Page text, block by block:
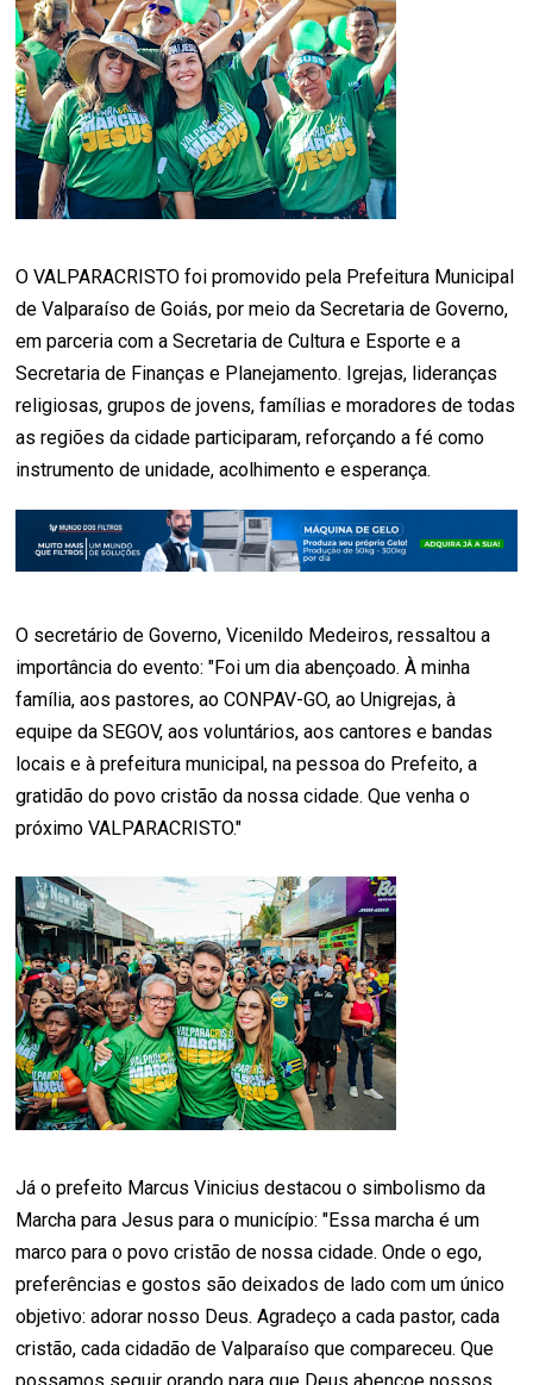
O VALPARACRISTO foi promovido pela Prefeitura Municipal
de Valparaíso de Goiás, por meio da Secretaria de Governo,
em parceria com a Secretaria de Cultura e Esporte e a
Secretaria de Finanças e Planejamento. Igrejas, lideranças
religiosas, grupos de jovens, famílias e moradores de todas
as regiões da cidade participaram, reforçando a fé como
instrumento de unidade, acolhimento e esperança.
O secretário de Governo, Vicenildo Medeiros, ressaltou a
importância do evento: "Foi um dia abençoado. À minha
família, aos pastores, ao CONPAV-GO, ao Unigrejas, à
equipe da SEGOV, aos voluntários, aos cantores e bandas
locais e à prefeitura municipal, na pessoa do Prefeito, a
gratidão do povo cristão da nossa cidade. Que venha o
próximo VALPARACRISTO."
Já o prefeito Marcus Vinicius destacou o simbolismo da
Marcha para Jesus para o município: "Essa marcha é um
marco para o povo cristão de nossa cidade. Onde o ego,
preferências e gostos são deixados de lado com um único
objetivo: adorar nosso Deus. Agradeço a cada pastor, cada
cristão, cada cidadão de Valparaíso que compareceu. Que
possamos seguir orando para que Deus abençoe nossos